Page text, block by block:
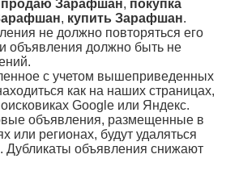
продаю Зарафшан, покупка
, купить Зарафшан.
не должно повторяться его
объявления должно быть не
с учетом вышеприведенных
как на наших страницах,
Google или Яндекс.
объявления, размещенные в
или регионах, будут удаляться
Дубликаты объявления снижают